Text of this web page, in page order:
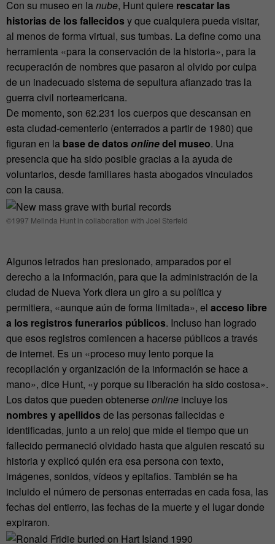
Con su museo en lanube, Hunt quiere rescatar las
historias de los fallecidosy que cualquiera pueda visitar,
al menos de forma virtual, sus tumbas. La define como una
herramienta «para la conservación de la historia», para la
recuperación de nombres que pasaron al olvido por culpa
de un inadecuado sistema de sepultura afianzado tras la
guerra civil norteamericana.
De momento, son 62.231 los cuerpos que descansan en
esta ciudad-cementerio (enterrados a partir de 1980) que
figuran en la base de datosonlinedel museo. Una
presencia que ha sido posible gracias a la ayuda de
voluntarios, desde familiares hasta abogados vinculados
con la causa.
©1997 Melinda Hunt in collaboration with Joel Sterfeld
Algunos letrados han presionado, amparados por el
derecho a la información, para que la administración de la
ciudad de Nueva York diera un giro a su política y
permitiera, «aunque aún de forma limitada», el acceso libre
a los registros funerarios públicos. Incluso han logrado
que esos registros comiencen a hacerse públicos a través
de internet. Es un «proceso muy lento porque la
recopilación y organización de la información se hace a
mano», dice Hunt, «y porque su liberación ha sido costosa».
Los datos que pueden obtenerse online incluye los
nombres y apellidosde las personas fallecidas e
identificadas, junto a un reloj que mide el tiempo que un
fallecido permaneció olvidado hasta que alguien rescató su
historia y explicó quién era esa persona con texto,
imágenes, sonidos, vídeos y epitafios. También se ha
incluido el número de personas enterradas en cada fosa, las
fechas del entierro, las fechas de la muerte y el lugar donde
expiraron.